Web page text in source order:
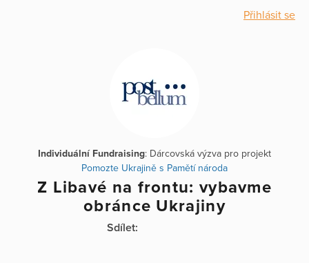
Přihlásit se
Individuální Fundraising: Dárcovská výzva pro projekt
Pomozte Ukrajině s Pamětí národa
Z Libavé na frontu: vybavme
obránce Ukrajiny
Sdílet: